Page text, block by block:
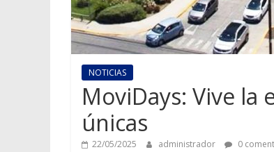
NOTICIAS
MoviDays: Vive la
únicas
22/05/2025 administrador 0